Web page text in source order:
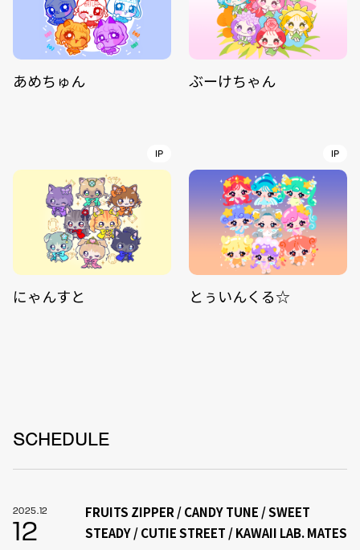
あめちゅん ぶーけちゃん
IP
にゃんすと
IP
とぅいんくる☆
SCHEDULE
2025.12
12
FRUITS ZIPPER / CANDY TUNE / SWEET
STEADY / CUTIE STREET / KAWAII LAB. MATES